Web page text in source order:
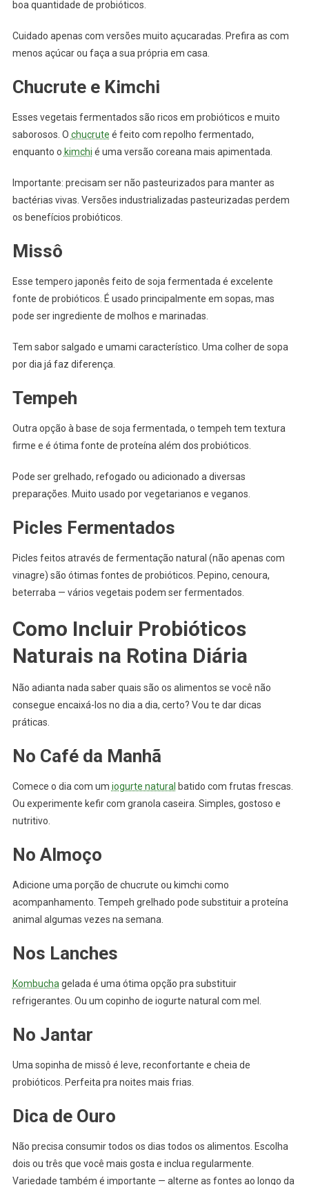
boa quantidade de probióticos.
Cuidado apenas com versões muito açucaradas. Prefira as com
menos açúcar ou faça a sua própria em casa.
Chucrute e Kimchi
Esses vegetais fermentados são ricos em probióticos e muito
saborosos. O chucrute é feito com repolho fermentado,
enquanto o kimchi é uma versão coreana mais apimentada.
Importante: precisam ser não pasteurizados para manter as
bactérias vivas. Versões industrializadas pasteurizadas perdem
os benefícios probióticos.
Missô
Esse tempero japonês feito de soja fermentada é excelente
fonte de probióticos. É usado principalmente em sopas, mas
pode ser ingrediente de molhos e marinadas.
Tem sabor salgado e umami característico. Uma colher de sopa
por dia já faz diferença.
Tempeh
Outra opção à base de soja fermentada, o tempeh tem textura
firme e é ótima fonte de proteína além dos probióticos.
Pode ser grelhado, refogado ou adicionado a diversas
preparações. Muito usado por vegetarianos e veganos.
Picles Fermentados
Picles feitos através de fermentação natural (não apenas com
vinagre) são ótimas fontes de probióticos. Pepino, cenoura,
beterraba — vários vegetais podem ser fermentados.
Como Incluir Probióticos
Naturais na Rotina Diária
Não adianta nada saber quais são os alimentos se você não
consegue encaixá-los no dia a dia, certo? Vou te dar dicas
práticas.
No Café da Manhã
Comece o dia com um iogurte natural batido com frutas frescas.
Ou experimente kefir com granola caseira. Simples, gostoso e
nutritivo.
No Almoço
Adicione uma porção de chucrute ou kimchi como
acompanhamento. Tempeh grelhado pode substituir a proteína
animal algumas vezes na semana.
Nos Lanches
Kombucha gelada é uma ótima opção pra substituir
refrigerantes. Ou um copinho de iogurte natural com mel.
No Jantar
Uma sopinha de missô é leve, reconfortante e cheia de
probióticos. Perfeita pra noites mais frias.
Dica de Ouro
Não precisa consumir todos os dias todos os alimentos. Escolha
dois ou três que você mais gosta e inclua regularmente.
Variedade também é importante — alterne as fontes ao longo da